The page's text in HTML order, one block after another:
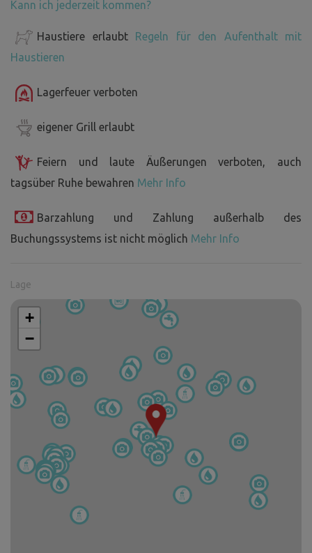
Kann ich jederzeit kommen?
Haustiere erlaubt Regeln für den Aufenthalt mit
Haustieren
Lagerfeuer verboten
eigener Grill erlaubt
Feiern und laute Äußerungen verboten, auch
tagsüber Ruhe bewahren Mehr Info
Barzahlung und Zahlung außerhalb des
Buchungssystems ist nicht möglich Mehr Info
Lage
+
−